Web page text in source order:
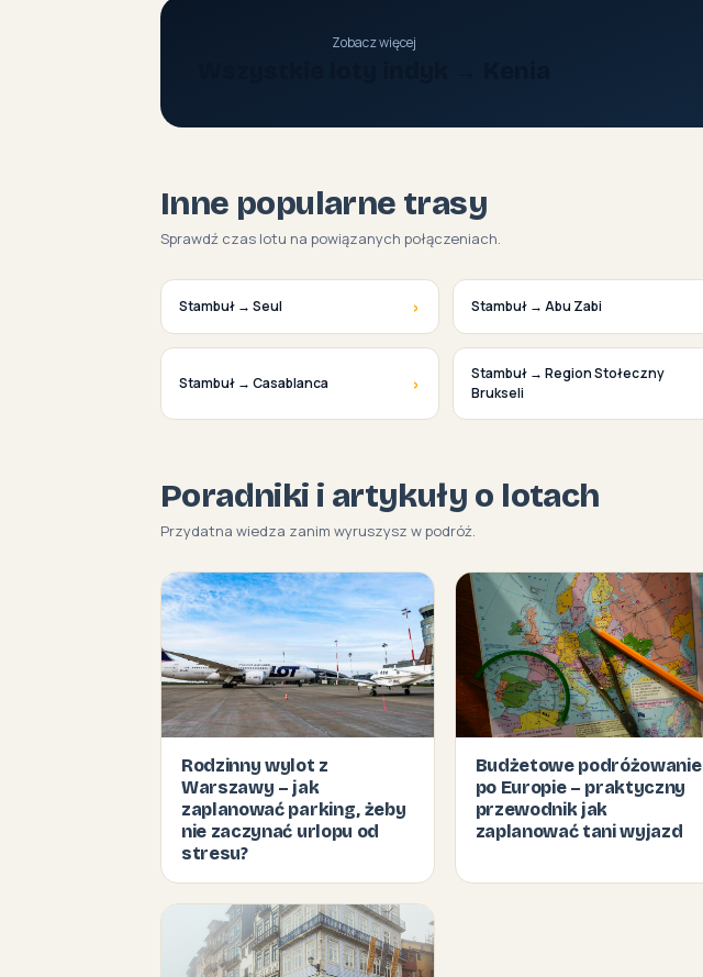
Zobacz więcej
Inne popularne trasy
Sprawdź czas lotu na powiązanych połączeniach.
Stambuł → Seul › Stambuł → Abu Zabi
Stambuł → Casablanca ›
Stambuł → Region Stołeczny
Brukseli
Poradniki i artykuły o lotach
Przydatna wiedza zanim wyruszysz w podróż.
Rodzinny wylot z
Warszawy – jak
zaplanować parking, żeby
nie zaczynać urlopu od
stresu?
Budżetowe podróżowanie
po Europie – praktyczny
przewodnik jak
zaplanować tani wyjazd